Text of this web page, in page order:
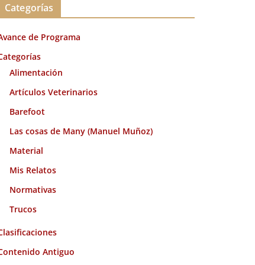
Categorías
de Programa
Alimentación
Artículos Veterinarios
Barefoot
Las cosas de Many (Manuel Muñoz)
Material
Mis Relatos
Normativas
Trucos
Antiguo